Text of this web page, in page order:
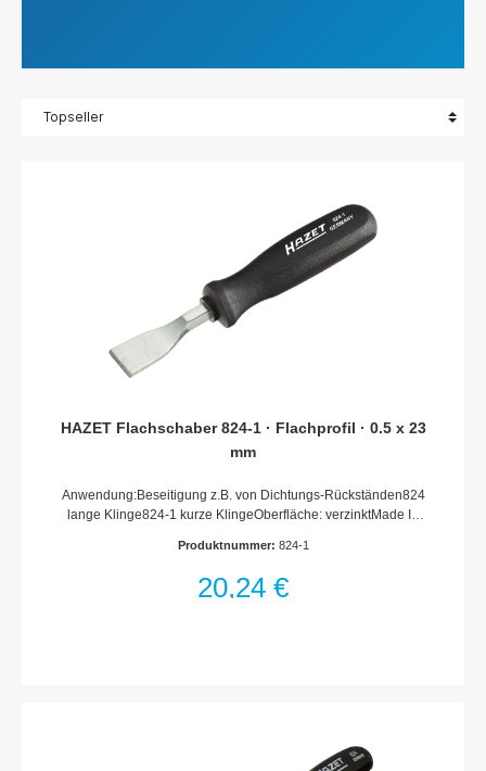
HAZET Flachschaber 824-1 · Flachprofil · 0.5 x 23
mm
Anwendung:Beseitigung z.B. von Dichtungs-Rückständen824
lange Klinge824-1 kurze KlingeOberfläche: verzinktMade In
mmAbmessungen / Länge: 165 mmLänge l1: 55 mmNetto-
Produktnummer: 824-1
20,24 €